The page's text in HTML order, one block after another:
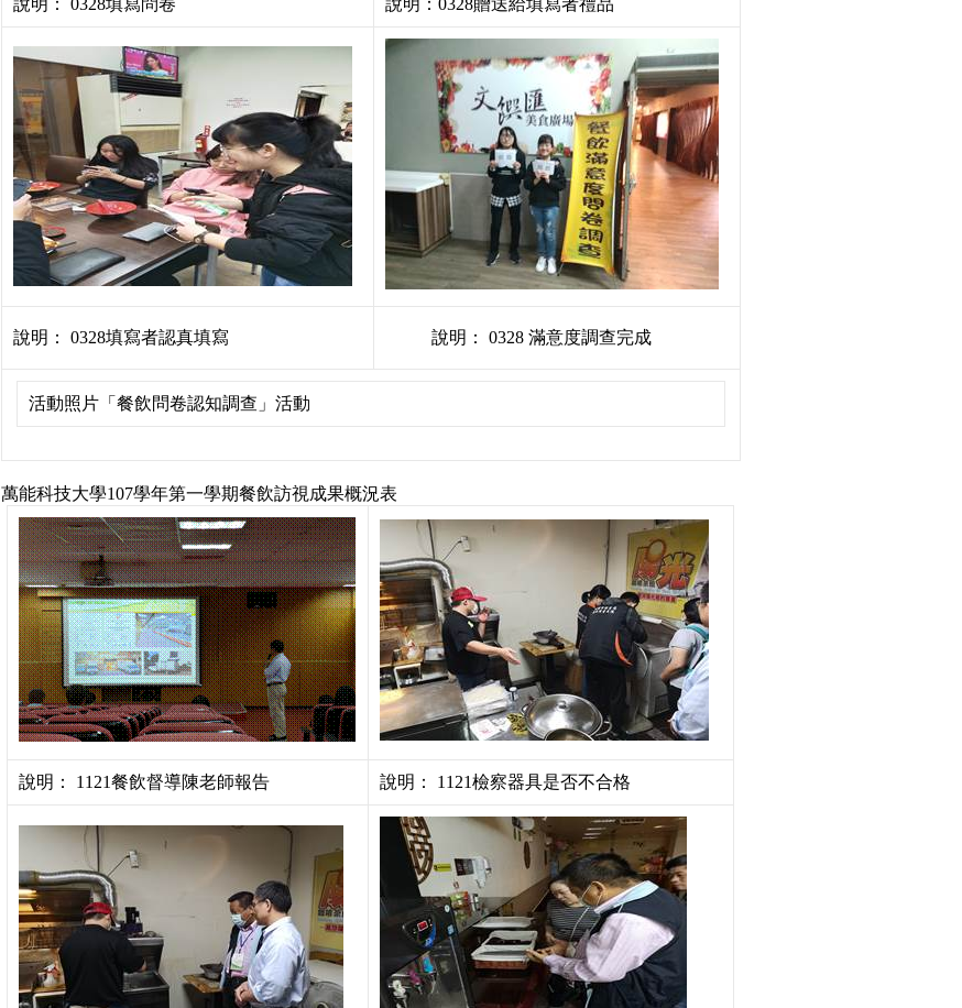
說明： 0328填寫問卷 說明：0328贈送給填寫者禮品
說明： 0328填寫者認真填寫 說明： 0328 滿意度調查完成
活動照片「 餐飲問卷認知調查 」活動
萬能科技大學107學年第一學期餐飲訪視成果概況表
說明： 1121餐飲督導陳老師報告 說明： 1121檢察器具是否不合格